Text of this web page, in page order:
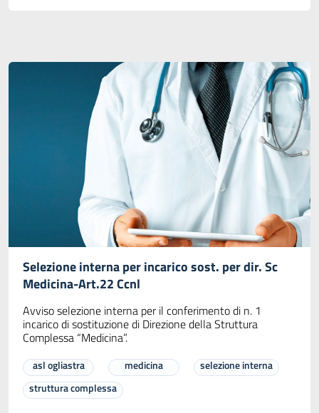
Selezione interna per incarico sost. per dir. Sc
Medicina-Art.22 Ccnl
Avviso selezione interna per il conferimento di n. 1
incarico di sostituzione di Direzione della Struttura
Complessa “Medicina”.
asl ogliastra medicina
selezione interna
struttura complessa